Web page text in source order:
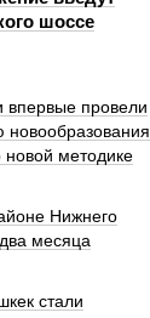
шоссе
впервые провели
методике
Нижнего
месяца
стали